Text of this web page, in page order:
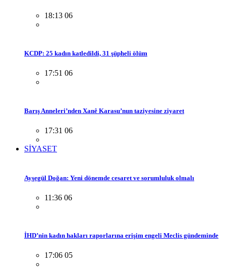
18:13 06
KCDP: 25 kadın katledildi, 31 şüpheli ölüm
17:51 06
Barış Anneleri’nden Xanê Karasu’nun taziyesine ziyaret
17:31 06
SİYASET
Ayşegül Doğan: Yeni dönemde cesaret ve sorumluluk olmalı
11:36 06
İHD’nin kadın hakları raporlarına erişim engeli Meclis gündeminde
17:06 05